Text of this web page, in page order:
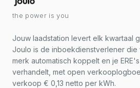
the power is you
Jouw laadstation levert elk kwartaal
Joulo is de inboekdienstverlener die
merk automatisch koppelt en je
verhandelt, met open
verkoop € 0,13 netto per kWh.